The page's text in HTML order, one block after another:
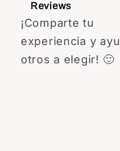
Reviews
¡Comparte tu
experiencia y
otros a elegir! 🙂